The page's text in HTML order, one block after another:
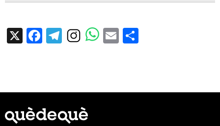
X Facebook
TelegramEmail